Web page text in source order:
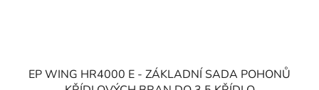
EP WING HR4000 E - ZÁKLADNÍ SADA POHONŮ